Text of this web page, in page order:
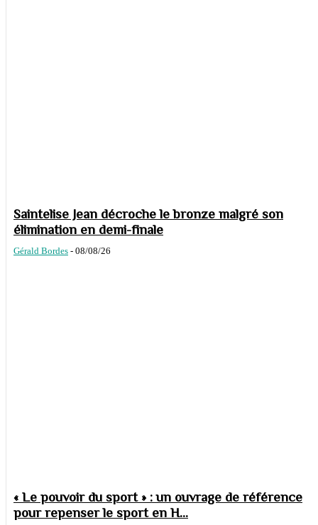
Saintelise Jean décroche le bronze malgré son
élimination en demi-finale
Gérald Bordes - 08/08/26
« Le pouvoir du sport » : un ouvrage de référence
pour repenser le sport en H...